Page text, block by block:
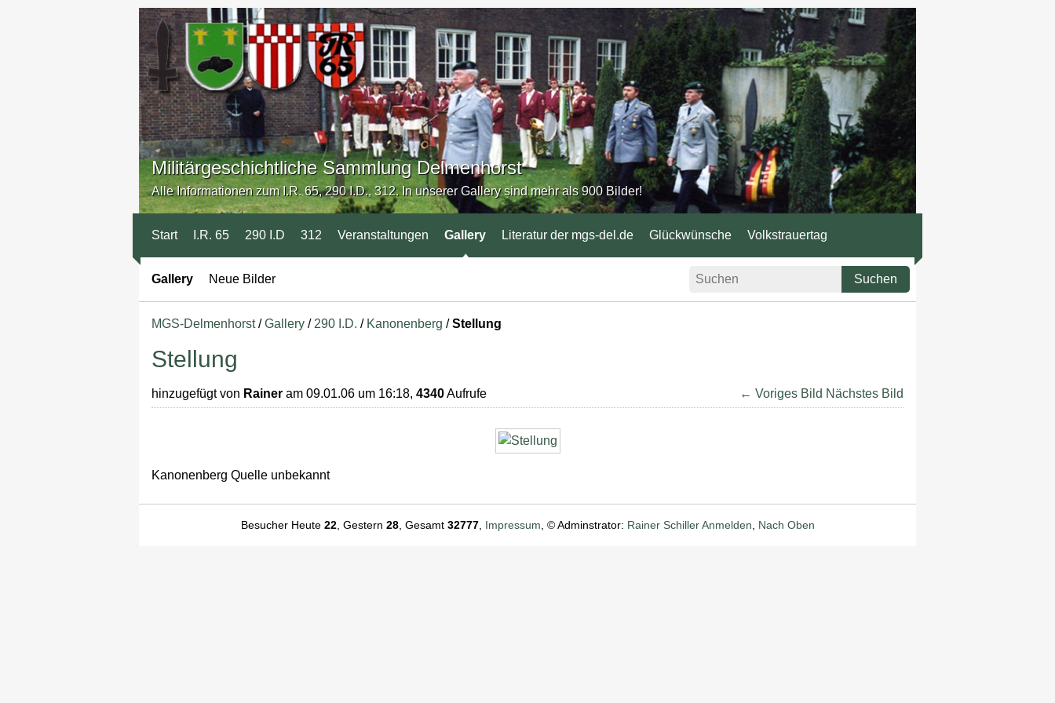
Militärgeschichtliche Sammlung Delmenhorst
Alle Informationen zum I.R. 65, 290 I.D., 312. In unserer Gallery sind mehr als 900 Bilder!
Start I.R. 65 290 I.D 312 Veranstaltungen Gallery Literatur der mgs-del.de Glückwünsche Volkstrauertag
Gallery Neue Bilder Suchen
MGS-Delmenhorst/Gallery / 290 I.D. / Kanonenberg /Stellung
Stellung
← Voriges Bild Nächstes Bild
hinzugefügt von Rainer am 09.01.06 um 16:18, 4340Aufrufe
Kanonenberg Quelle unbekannt
Besucher Heute 22, Gestern 28, Gesamt 32777, Impressum , © Adminstrator: Rainer Schiller Anmelden Nach Oben